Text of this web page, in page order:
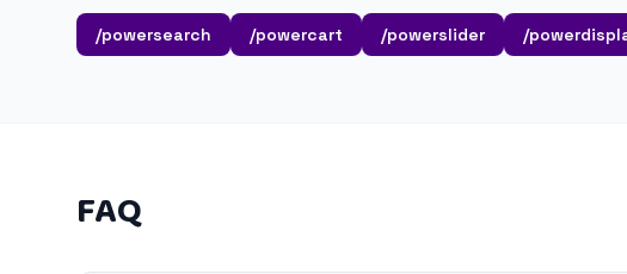
/powersearch /powercart /powerslider /
FAQ